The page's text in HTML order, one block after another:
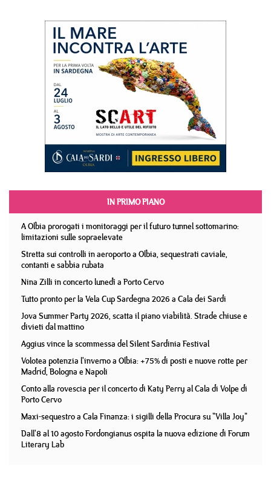
IN PRIMO PIANO
A Olbia prorogati i monitoraggi per il futuro tunnel sottomarino:
limitazioni sulle sopraelevate
Stretta sui controlli in aeroporto a Olbia, sequestrati caviale,
contanti e sabbia rubata
Nina Zilli in concerto lunedì a Porto Cervo
Tutto pronto per la Vela Cup Sardegna 2026 a Cala dei Sardi
Jova Summer Party 2026, scatta il piano viabilità. Strade chiuse e
divieti dal mattino
Aggius vince la scommessa del Silent Sardinia Festival
Volotea potenzia l'inverno a Olbia: +75% di posti e nuove rotte per
Madrid, Bologna e Napoli
Conto alla rovescia per il concerto di Katy Perry al Cala di Volpe di
Porto Cervo
Maxi-sequestro a Cala Finanza: i sigilli della Procura su "Villa Joy"
Dall'8 al 10 agosto Fordongianus ospita la nuova edizione di Forum
Literary Lab